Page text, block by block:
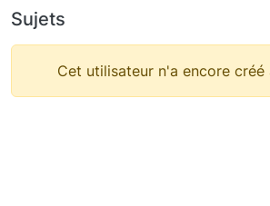
Sujets
Cet utilisateur n'a encore créé